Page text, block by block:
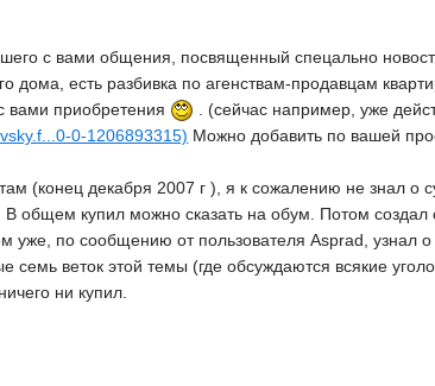
с вами общения, посвященный спецально
дома, есть разбивка по агенствам-продавцам
приобретения
. (сейчас например, уже
0-1206893315) Можно добавить по вашей
(конец декабря 2007 г ), я к сожалению не знал о
В общем купил можно сказать на обум. Потом
по сообщению от пользователя Asprad, узнал о
семь веток этой темы (где обсуждаются всякие
ни купил.